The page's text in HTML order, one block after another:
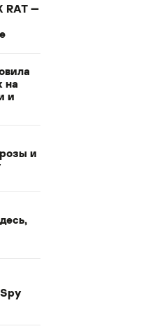
RAT —
на
и
и